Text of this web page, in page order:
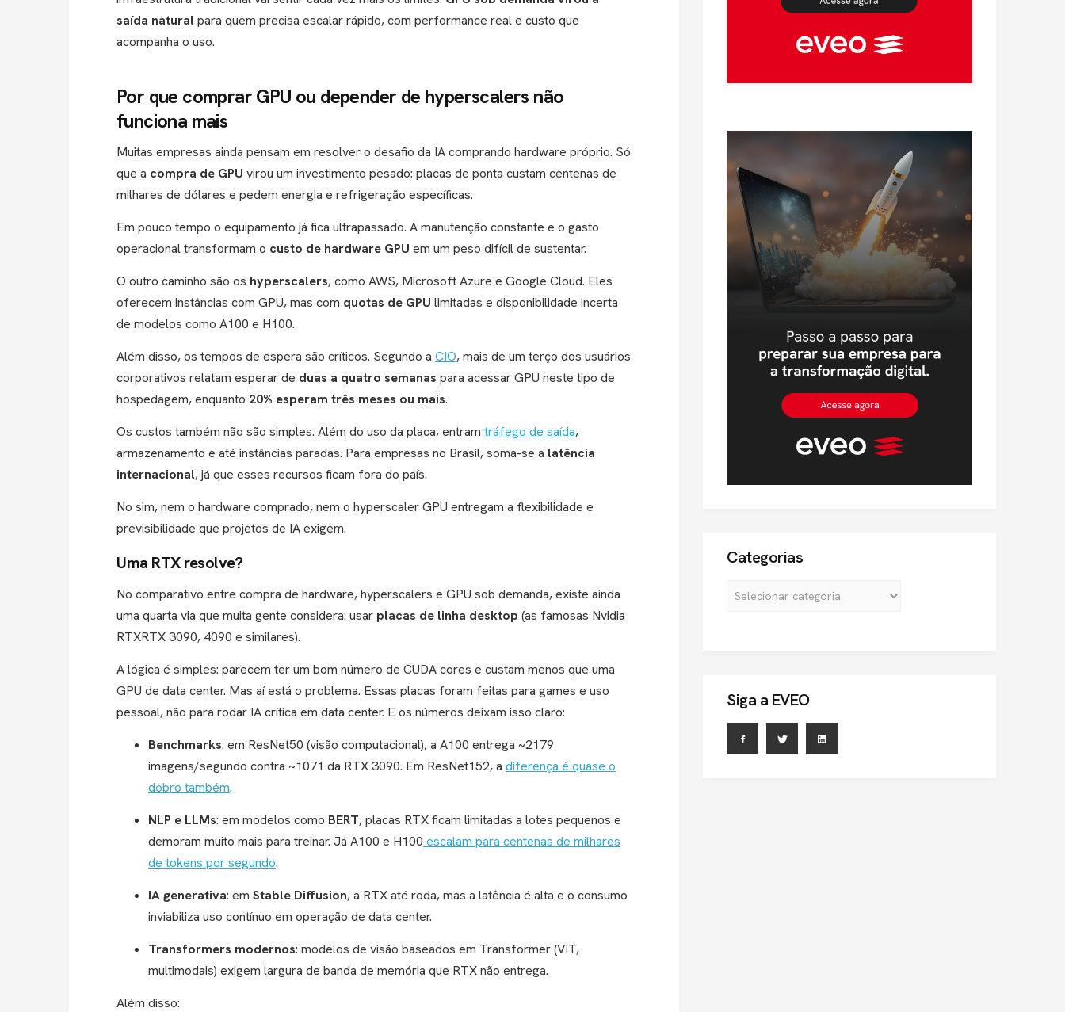
saída naturalpara quem precisa escalar rápido, com performance real e custo que
acompanha o uso.
Por que comprar GPU ou depender de hyperscalers não
funciona mais
Muitas empresas ainda pensam em resolver o desafio da IA comprando hardware próprio. Só
que a compra de GPU virou um investimento pesado: placas de ponta custam centenas de
milhares de dólares e pedem energia e refrigeração específicas.
Em pouco tempo o equipamento já fica ultrapassado. A manutenção constante e o gasto
operacional transformam o custo de hardware GPU em um peso difícil de sustentar.
O outro caminho são os hyperscalers, como AWS, Microsoft Azure e Google Cloud. Eles
oferecem instâncias com GPU, mas com quotas de GPU limitadas e disponibilidade incerta
de modelos como A100 e H100.
Além disso, os tempos de espera são críticos. Segundo a CIO, mais de um terço dos usuários
corporativos relatam esperar de duas a quatro semanas para acessar GPU neste tipo de
hospedagem, enquanto 20% esperam três meses ou mais.
Os custos também não são simples. Além do uso da placa, entram tráfego de saída,
armazenamento e até instâncias paradas. Para empresas no Brasil, soma-se a latência
internacional, já que esses recursos ficam fora do país.
No sim, nem o hardware comprado, nem o hyperscaler GPU entregam a flexibilidade e
previsibilidade que projetos de IA exigem.
Uma RTX resolve?
No comparativo entre compra de hardware, hyperscalers e GPU sob demanda, existe ainda
uma quarta via que muita gente considera: usar placas de linha desktop (as famosas Nvidia
RTXRTX 3090, 4090 e similares).
A lógica é simples: parecem ter um bom número de CUDA cores e custam menos que uma
GPU de data center. Mas aí está o problema. Essas placas foram feitas para games e uso
pessoal, não para rodar IA crítica em data center. E os números deixam isso claro:
Benchmarks: em ResNet50 (visão computacional), a A100 entrega ~2179
imagens/segundo contra ~1071 da RTX 3090. Em ResNet152, a diferença é quase o
dobro também.
NLP e LLMs: em modelos como BERT, placas RTX ficam limitadas a lotes pequenos e
demoram muito mais para treinar. Já A100 e H100 escalam para centenas de milhares
de tokens por segundo.
IA generativa: em Stable Diffusion, a RTX até roda, mas a latência é alta e o consumo
inviabiliza uso contínuo em operação de data center.
Transformers modernos: modelos de visão baseados em Transformer (ViT,
multimodais) exigem largura de banda de memória que RTX não entrega.
Além disso:
Categorias
Siga a EVEO